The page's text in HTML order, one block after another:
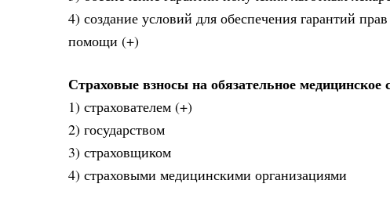
4) создание условий для обеспечения гарантий
помощи (+)
Страховые взносы на обязательное медицинское
1) страхователем (+)
2) государством
3) страховщиком
4) страховыми медицинскими организациями